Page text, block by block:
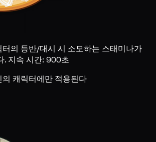
터의 등반/대시 시 소모하는 스태미나가
. 지속 시간: 900초
캐릭터에만 적용된다